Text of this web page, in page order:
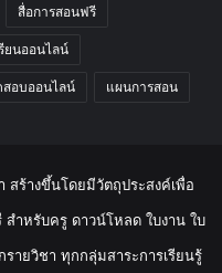
สื่อการสอนฟรี
ยนออนไลน์
อบออนไลน์ แผนการสอน
สร้างขึ้นโดยมีวัตถุประสงค์เพื่อ
ำหรับครู ดาวน์โหลด ใบงาน ใบ
ายวิชา ทุกกลุ่มสาระการเรียนรู้